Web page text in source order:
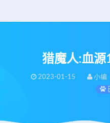
猎魔人:血
2023-01-15 小编